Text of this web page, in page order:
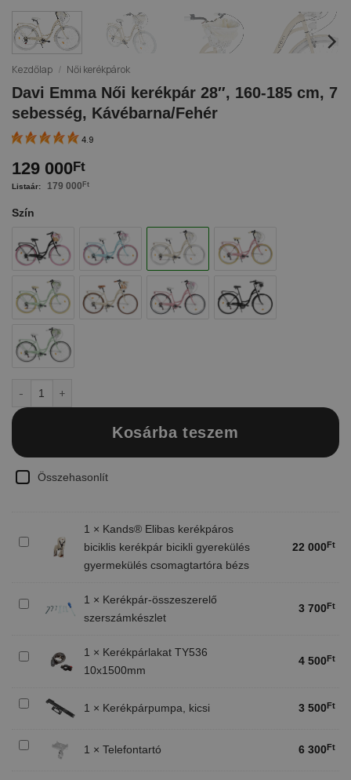
Kezdőlap / Női kerékpárok
Davi Emma Női kerékpár 28″, 160-185 cm, 7
sebesség, Kávébarna/Fehér
4.9
129 000Ft
179 000 Ft
Szín
Kosárba teszem
Összehasonlít
Kands®
kerékpár
gyermekülés
csomagtartóra
1 × Kands® Elibas kerékpáros
biciklis kerékpár bicikli gyerekülés
gyermekülés csomagtartóra bézs
22 000Ft
Kerékpár-
összeszerelő
1 × Kerékpár-összeszerelő
szerszámkészlet
3 700 Ft
Kerékpárlakat
1 × Kerékpárlakat TY536
10x1500mm
4 500 Ft
Kerékpárpumpa,
1 × Kerékpárpumpa, kicsi 3 500 Ft
Telefontartó 1 × Telefontartó 6 300 Ft